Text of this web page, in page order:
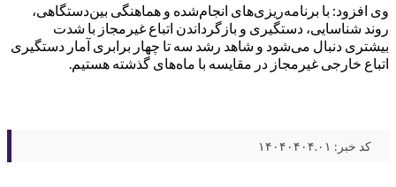
وی افزود: با برنامه‌ریزی‌های انجام‌شده و هماهنگی بین‌دستگاهی،
روند شناسایی، دستگیری و بازگرداندن اتباع غیرمجاز با شدت
بیشتری دنبال می‌شود و شاهد رشد سه تا چهار برابری آمار دستگیری
اتباع خارجی غیرمجاز در مقایسه با ماه‌های گذشته هستیم.
کد خبر: ۱۴۰۴۰۴۰۴.۰۱